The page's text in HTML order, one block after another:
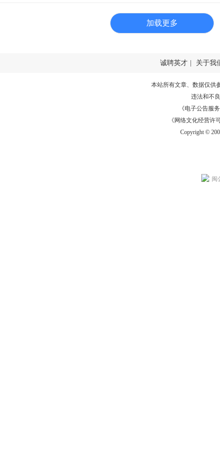
加载更多
诚聘英才 | 关于我
本站所有文章、数据仅供
违法和不
《电子公告服务
《网络文化经营许
Copyright ©
闽